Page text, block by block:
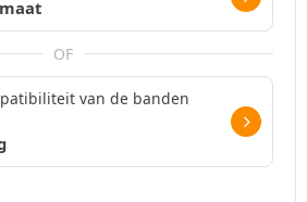
OF
van de banden